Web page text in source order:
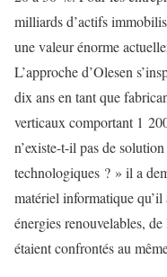
milliards d’actifs
une valeur énorme
L’approche d’Olesen
dix ans en tant que
verticaux comportant 1
n’existe-t-il pas de
technologiques ? » il a
matériel informatique
énergies renouvelables,
étaient confrontés au